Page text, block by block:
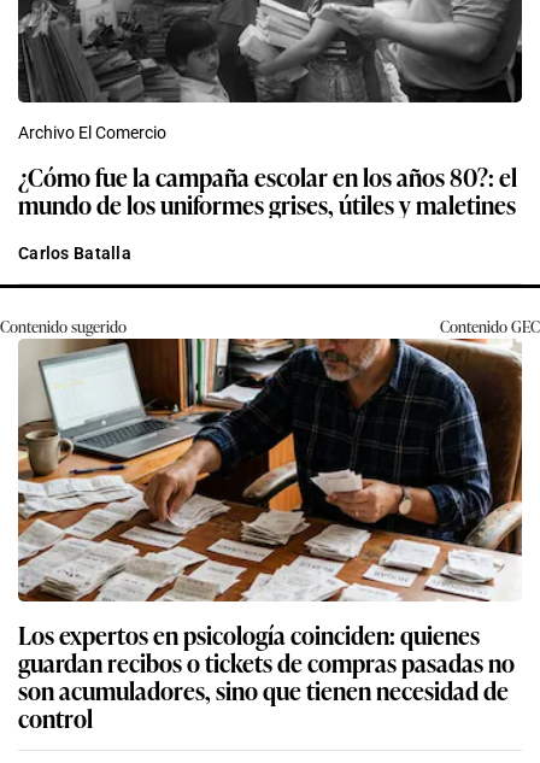
Archivo El Comercio
¿Cómo fue la campaña escolar en los años 80?: el
mundo de los uniformes grises, útiles y maletines
Carlos Batalla
Contenido sugerido ContenidoGEC
Los expertos en psicología coinciden: quienes
guardan recibos o tickets de compras pasadas no
son acumuladores, sino que tienen necesidad de
control